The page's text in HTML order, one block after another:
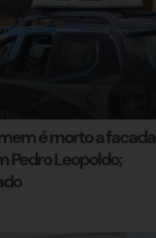
é morto a facada
Pedro Leopoldo;